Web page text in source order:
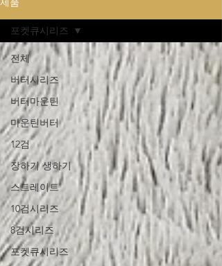
전체
버터시리즈
버터마운틴
마운틴버터
12검
장하기 생하기
스트레이트
10검시리즈
8검시리즈
포켓큐시리즈
포켓큐시리즈